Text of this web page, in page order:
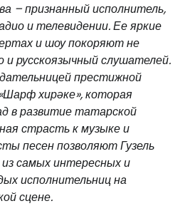
– признанный исполнитель,
и телевидении. Ее яркие
и шоу покоряют не
русскоязычный слушателей.
престижной
хирәке», которая
в развитие татарской
страсть к музыке и
песен позволяют Гузель
самых интересных и
исполнительниц на
сцене.